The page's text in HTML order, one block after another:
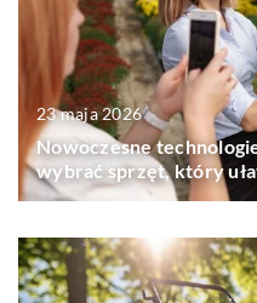
23 maja 2026
Nowoczesne
wybrać sprzęt, który